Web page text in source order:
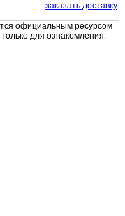
заказать доставку
официальным ресурсом
для ознакомления.